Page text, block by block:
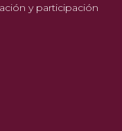
y participación